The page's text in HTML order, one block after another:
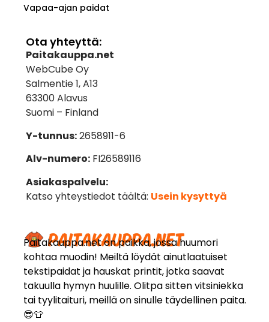
Paitakauppa.net on paikka, jossa huumori
kohtaa muodin! Meiltä löydät ainutlaatuiset
tekstipaidat ja hauskat printit, jotka saavat
takuulla hymyn huulille. Olitpa sitten vitsiniekka
tai tyylitaituri, meillä on sinulle täydellinen paita.
😎👕
Vapaa-ajan paidat
Ota yhteyttä:
Paitakauppa.net
WebCube Oy
Salmentie 1, A13
63300 Alavus
Suomi – Finland
Y-tunnus:2658911-6
Alv-numero:FI26589116
Asiakaspalvelu:
Katso yhteystiedot täältä: Usein kysyttyä